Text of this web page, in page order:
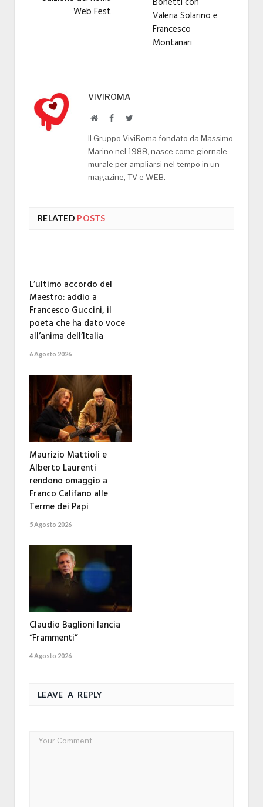
Web Fest
Valeria Solarino e
Francesco
Montanari
VIVIROMA
WebsiteFacebookTwitter
Il Gruppo ViviRoma fondato da Massimo
Marino nel 1988, nasce come giornale
murale per ampliarsi nel tempo in un
magazine, TV e WEB.
RELATED POSTS
L’ultimo accordo del
Maestro: addio a
Francesco Guccini, il
poeta che ha dato voce
all’anima dell’Italia
6 Agosto 2026
Maurizio Mattioli e
Alberto Laurenti
rendono omaggio a
Franco Califano alle
Terme dei Papi
5 Agosto 2026
Claudio Baglioni lancia
“Frammenti”
4 Agosto 2026
LEAVE A REPLY